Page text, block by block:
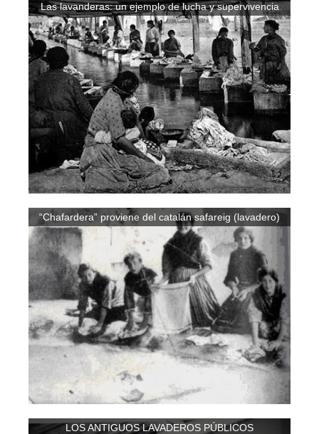
Las lavanderas: un ejemplo de lucha y supervivencia
“Chafardera” proviene del catalán safareig (lavadero)
LOS ANTIGUOS LAVADEROS PÚBLICOS